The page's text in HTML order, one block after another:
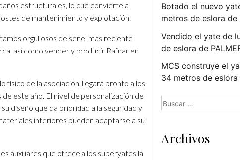
estructurales, lo que convierte a
de mantenimiento y explotación.
orgullosos de ser el más reciente
así como vender y producir Rafnar en
de la asociación, llegará pronto a los
este año. El nivel de personalización de
diseño que da prioridad a la seguridad y
interiores pueden adaptarse a su
auxiliares que ofrece a los superyates la
Botado el nuevo
metros de eslora de
Vendido el yate de
de eslora de
MCS construye el
34 metros de eslora
Buscar:
Archivos